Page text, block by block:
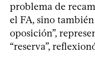
problema de
el FA, sino
oposición”,
“reserva”,